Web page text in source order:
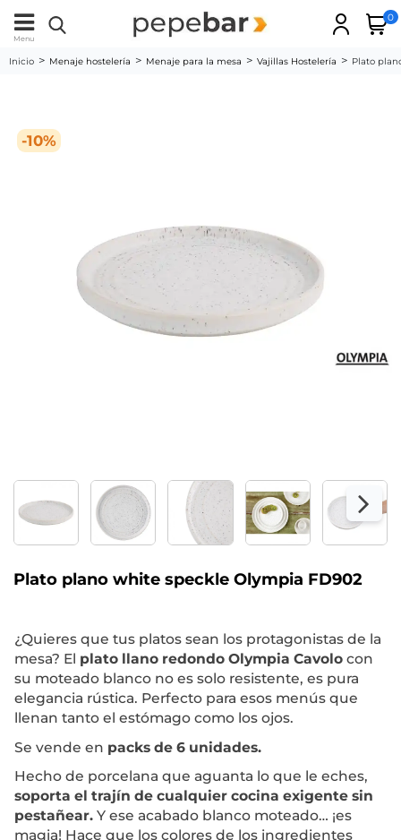
Menu
0
Inicio Menaje hostelería Menaje para la mesa Vajillas Hostelería Plato
-10%
Plato plano white speckle Olympia FD902
¿Quieres que tus platos sean los protagonistas de la
mesa? El plato llano redondo Olympia Cavolo con
su moteado blanco no es solo resistente, es pura
elegancia rústica. Perfecto para esos menús que
llenan tanto el estómago como los ojos.
Se vende en packs de 6 unidades.
Hecho de porcelana que aguanta lo que le eches,
soporta el trajín de cualquier cocina exigente sin
pestañear. Y ese acabado blanco moteado… ¡es
magia! Hace que los colores de los ingredientes